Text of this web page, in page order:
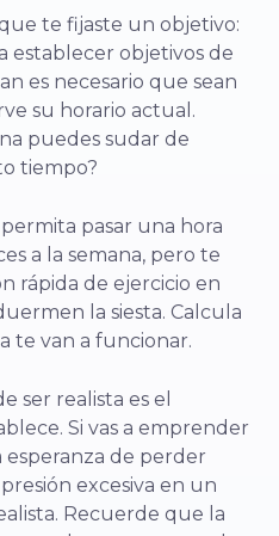
te fijaste un objetivo:
establecer objetivos de
es necesario que sean
su horario actual.
puedes sudar de
tiempo?
pasar una hora
a la semana, pero te
rápida de ejercicio en
la siesta. Calcula
te van a funcionar.
ser realista es el
Si vas a emprender
de perder
excesiva en un
Recuerde que la